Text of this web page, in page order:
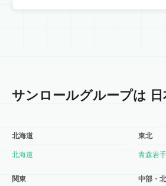
サンロールグループは 日
北海道
北海道
東北
青森岩手
関東 中部・